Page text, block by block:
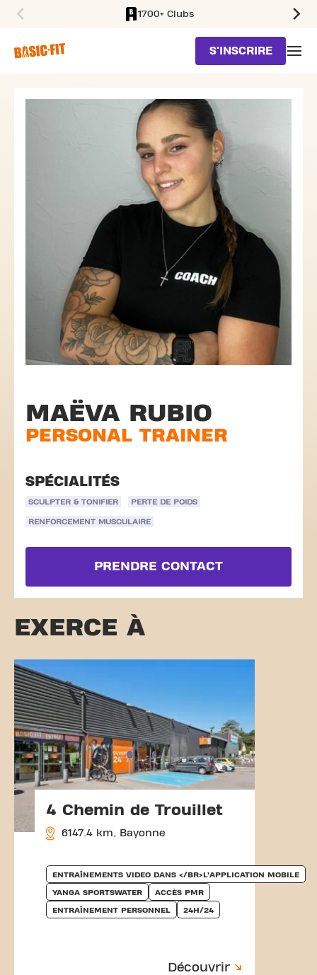
1700+ Clubs
S'INSCRIRE
MAËVA RUBIO
PERSONAL TRAINER
SPÉCIALITÉS
SCULPTER & TONIFIER PERTE DE POIDS
RENFORCEMENT MUSCULAIRE
PRENDRE CONTACT
EXERCE À
4 Chemin de Trouillet
6147.4 km, Bayonne
ENTRAÎNEMENTS VIDEO DANS </BR>L’APPLICATION MOBILE
YANGA SPORTSWATER ACCÈS PMR
ENTRAÎNEMENT PERSONNEL 24H/24
Découvrir